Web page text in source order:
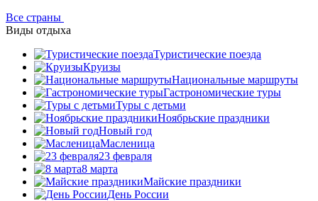
Все страны
Виды отдыха
Туристические поезда
Круизы
Национальные маршруты
Гастрономические туры
Туры с детьми
Ноябрьские праздники
Новый год
Масленица
23 февраля
8 марта
Майские праздники
День России